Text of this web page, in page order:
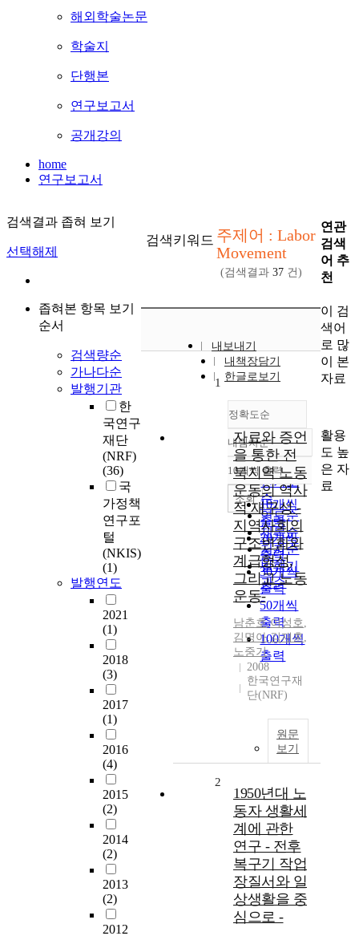
해외학술논문
학술지
단행본
연구보고서
공개강의
home
연구보고서
검색결과 좁혀 보기
선택해제
좁혀본 항목 보기
순서
검색량순
가나다순
발행기관
한
국연구
재단
(NRF)
(36)
국
가정책
연구포
털
(NKIS)
(1)
발행연도
2021
(1)
2018
(3)
2017
(1)
2016
(4)
2015
(2)
2014
(2)
2013
(2)
2012
검색키워드 주제어 : Labor
Movement
(검색결과 37 건)
내보내기
내책장담기
한글로보기
정확도순
정확도
순
인기도
순
연도순
제목순
저자순
발행기
관순
내림차순
내림차순
10개씩 출력
10개씩
출력
20개씩
출력
30개씩
출력
50개씩
출력
100개씩
출력
조회
1
자료와 증언
을 통한 전
북지역 노동
운동의 역사
적 재구성 -
지역사회의
구조변화와
계급형성,
그리고 노동
운동-
남춘호,이성호,
김명아,김재훈,
노중기
2008
한국연구재
단(NRF)
원문
보기
2
1950년대 노
동자 생활세
계에 관한
연구 - 전후
복구기 작업
장질서와 일
상생활을 중
심으로 -
연관
검색
어 추
천
이 검
색어
로 많
이 본
자료
활용
도 높
은 자
료